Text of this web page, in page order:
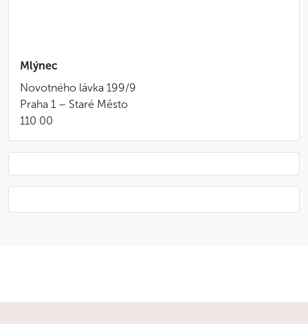
Aperitif
Weißwein
Rotwein
alkoholfreie Getränke, einschließlich frisch
Das Menü ändert sich wöchentlich; das Angebot
Mlýnec
Novotného lávka 199/9
Praha 1 – Staré Město
110 00